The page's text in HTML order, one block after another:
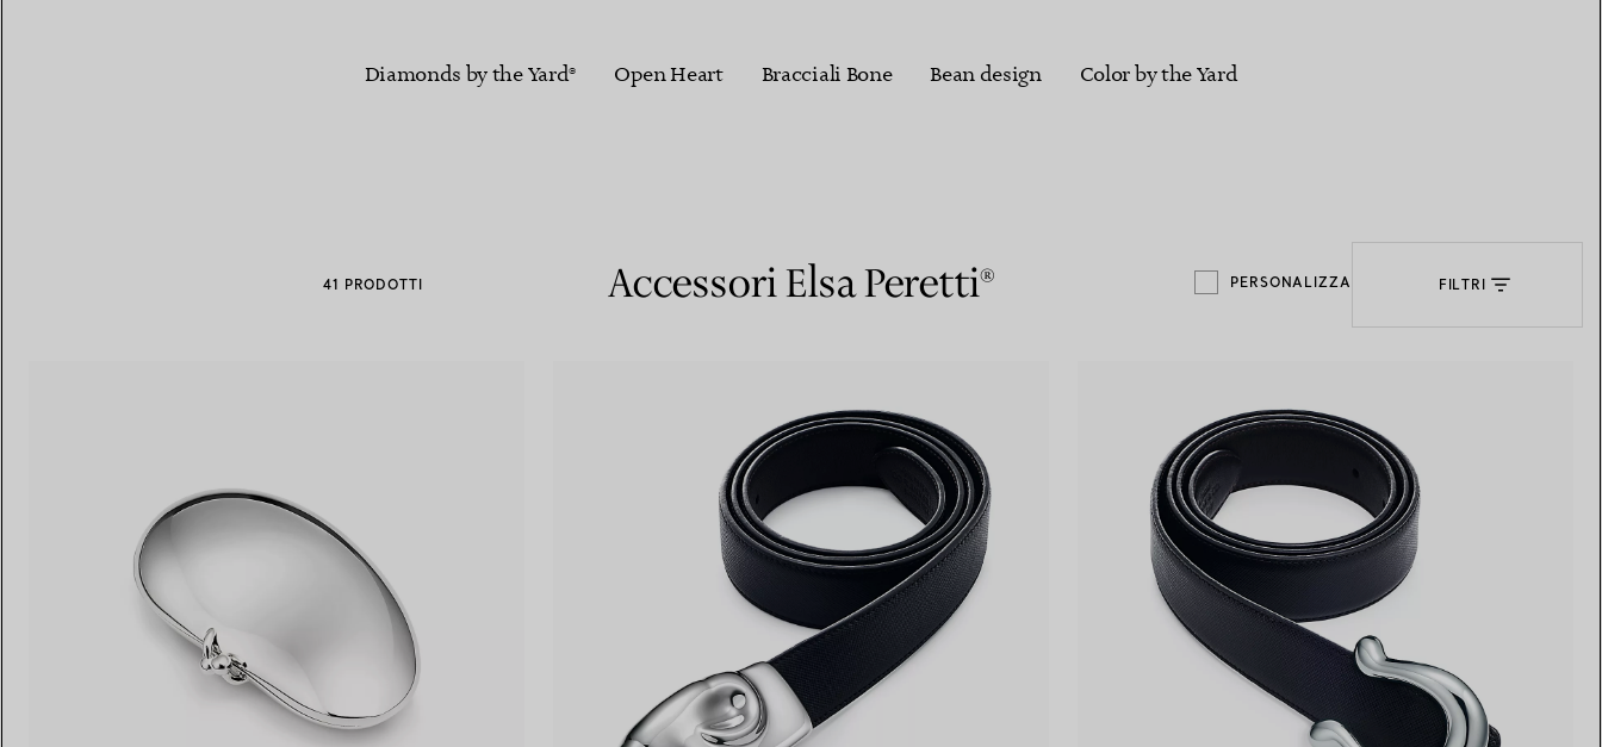
Diamonds by the Yard® Open Heart Bracciali Bone Bean design Color by the Yard
41 PRODOTTI Accessori Elsa Peretti® PERSONALIZZA FILTRI